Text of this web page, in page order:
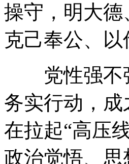
操守，明大
克己奉公、
党性强不强
务实行动，
在拉起“高压
政治觉悟、思